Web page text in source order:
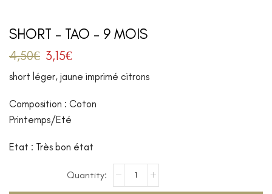
SHORT – TAO – 9 MOIS
4,50€ 3,15€
short léger, jaune imprimé citrons
Composition : Coton
Printemps/Eté
Etat : Très bon état